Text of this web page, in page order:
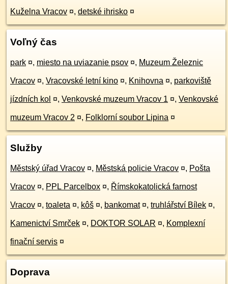
Kuželna Vracov ¤, detské ihrisko ¤
Voľný čas
park ¤, miesto na uviazanie psov ¤, Muzeum Železnic
Vracov ¤, Vracovské letní kino ¤, Knihovna ¤, parkoviště
jízdních kol ¤, Venkovské muzeum Vracov 1 ¤, Venkovské
muzeum Vracov 2 ¤, Folklorní soubor Lipina ¤
Služby
Městský úřad Vracov ¤, Městská policie Vracov ¤, Pošta
Vracov ¤, PPL Parcelbox ¤, Římskokatolická farnost
Vracov ¤, toaleta ¤, kôš ¤, bankomat ¤, truhlářství Bílek ¤,
Kamenictví Smrček ¤, DOKTOR SOLAR ¤, Komplexní
finační servis ¤
Doprava